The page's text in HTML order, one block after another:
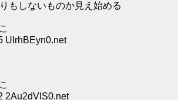
もしないものか見え始める
UIrhBEyn0.net
2Au2dVIS0.net